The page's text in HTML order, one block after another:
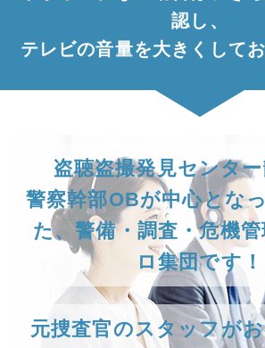
認し、
テレビの音量を大きくして
盗聴盗撮発見センタ
警察幹部OBが中心とな
た、警備・調査・危機
ロ集団です！
元捜査官のスタッフが